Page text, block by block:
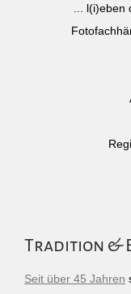
...
Tradition &
Seit über 45 Jahren